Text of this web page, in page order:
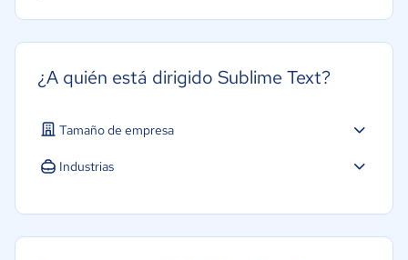
¿A quién está dirigido Sublime Text?
Tamaño de empresa
Industrias